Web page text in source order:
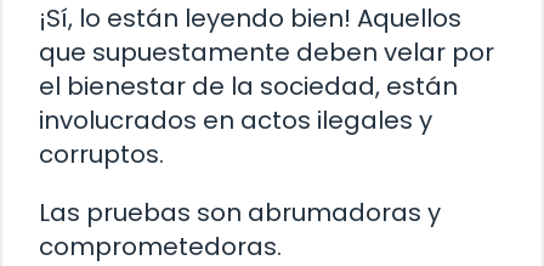
¡Sí, lo están leyendo bien! Aquellos
que supuestamente deben velar por
el bienestar de la sociedad, están
involucrados en actos ilegales y
corruptos.
Las pruebas son abrumadoras y
comprometedoras.